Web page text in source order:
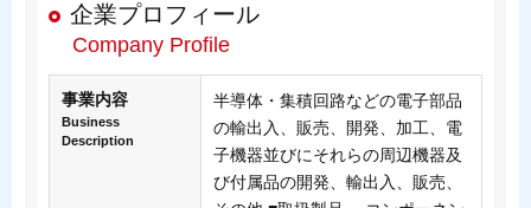
企業プロフィール
Company Profile
事業内容
Business
Description
半導体・集積回路などの電子部品
の輸出入、販売、開発、加工、電
子機器並びにそれらの周辺機器及
び付属品の開発、輸出入、販売、